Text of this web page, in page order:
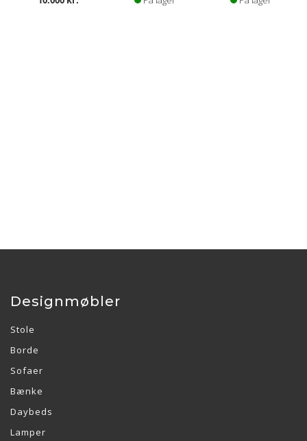
Designmøbler
Stole
Borde
Sofaer
Bænke
Daybeds
Lamper